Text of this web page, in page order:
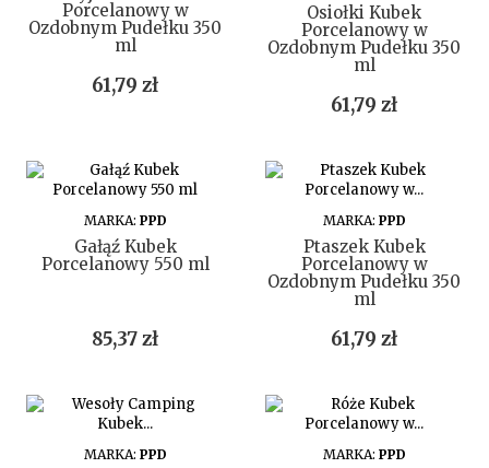
Porcelanowy w
Ozdobnym Pudełku 350
ml
Cena
61,79 zł
Osiołki Kubek
Porcelanowy w
Ozdobnym Pudełku 350
ml
Cena
61,79 zł
DO KOSZYKA
MARKA: PPD
Gałąź Kubek
Porcelanowy 550 ml
Cena
85,37 zł
DO KOSZYKA
MARKA: PPD
Ptaszek Kubek
Porcelanowy w
Ozdobnym Pudełku 350
ml
Cena
61,79 zł
DO KOSZYKA
MARKA: PPD DO KOSZYKA
MARKA: PPD